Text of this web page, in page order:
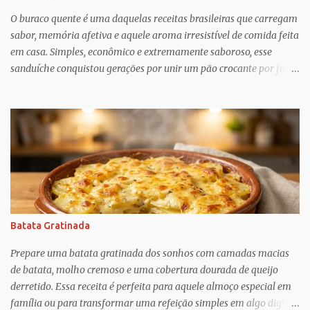
trabalho para manter e podem ser confusos (quem assistiu The
Undoing ?), o que Greif descobriu é mais esperançoso:...
O buraco quente é uma daquelas receitas brasileiras que carregam
sabor, memória afetiva e aquele aroma irresistível de comida feita
em casa. Simples, econômico e extremamente saboroso, esse
sanduíche conquistou gerações por unir um pão crocante por fora
está justamente no preparo: um pão macio recebe um recheio
abundante de carne cozida lentamente com temperos, criando
uma combinação perfeita para qualquer momento do dia. Muito
popular em festas, lanchonetes, reuniões familiares e até como
opção para um jantar rápido, o buraco quente é uma receita
versátil que agrada crianças e adultos. O contraste entre o pão
levemente tostado e o recheio quente e cremoso transforma
é uma ótima alternativa para aproveitar ingredientes que muitas
vezes já temos na cozinha, como carne moída, cebola, tomate e
te...
Batata Gratinada
Prepare uma batata gratinada dos sonhos com camadas macias
de batata, molho cremoso e uma cobertura dourada de queijo
derretido. Essa receita é perfeita para aquele almoço especial em
família ou para transformar uma refeição simples em algo digno